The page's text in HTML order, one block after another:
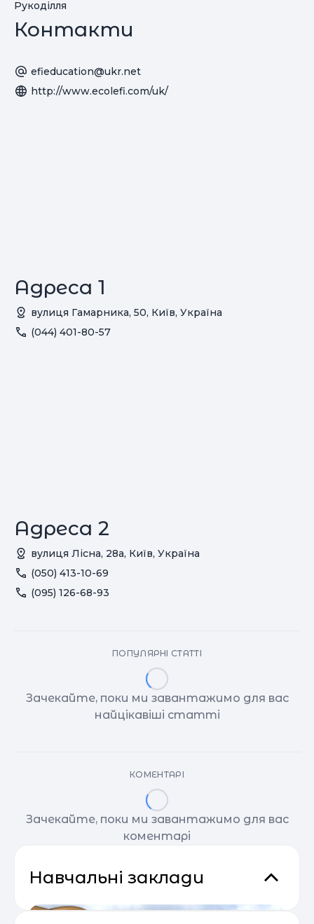
Рукоділля
Контакти
efieducation@ukr.net
http://www.ecolefi.com/uk/
Адреса 1
вулиця Гамарника, 50, Київ, Україна
(044) 401-80-57
Адреса 2
вулиця Лісна, 28а, Київ, Україна
(050) 413-10-69
(095) 126-68-93
ПОПУЛЯРНІ СТАТТІ
Зачекайте, поки ми завантажимо для вас
найцікавіші статті
КОМЕНТАРІ
Зачекайте, поки ми завантажимо для вас
коментарі
Навчальні заклади